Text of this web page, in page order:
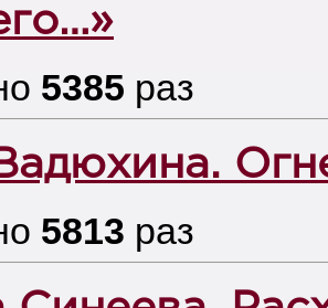
5385 раз
5813 раз